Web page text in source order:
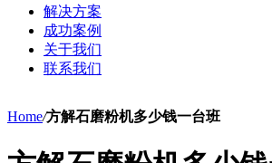
解决方案
成功案例
关于我们
联系我们
Home/方解石磨粉机多少钱一台班